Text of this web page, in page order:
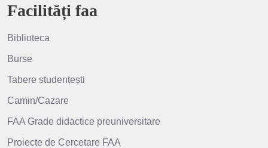
Facilități faa
Biblioteca
Burse
Tabere studențești
Camin/Cazare
FAA Grade didactice preuniversitare
Proiecte de Cercetare FAA